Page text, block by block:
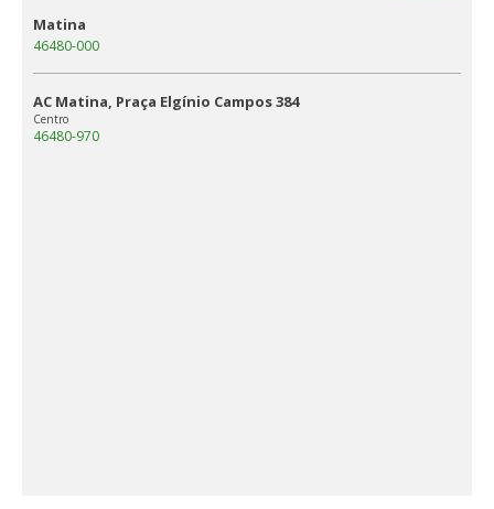
Matina
46480-000
AC Matina, Praça Elgínio Campos 384
Centro
46480-970